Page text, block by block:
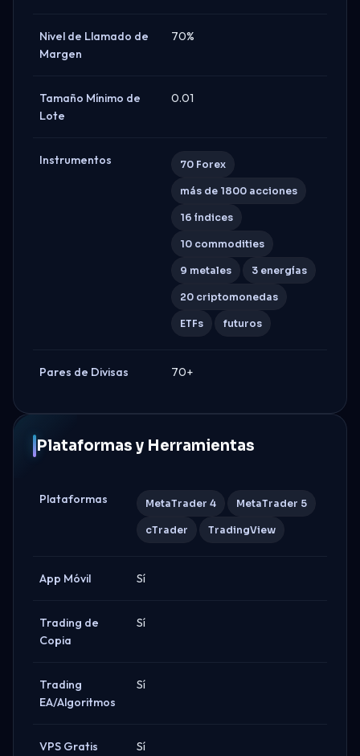
Nivel de Llamado de
Margen
70%
Tamaño Mínimo de
Lote
0.01
Instrumentos 70 Forex
más de 1800 acciones
16 índices
10 commodities
9 metales 3 energías
20 criptomonedas
ETFs futuros
Pares de Divisas 70+
Plataformas y Herramientas
Plataformas MetaTrader 4 MetaTrader 5
cTrader TradingView
App Móvil Sí
Trading de
Copia
Sí
Trading
EA/Algoritmos
Sí
VPS Gratis Sí